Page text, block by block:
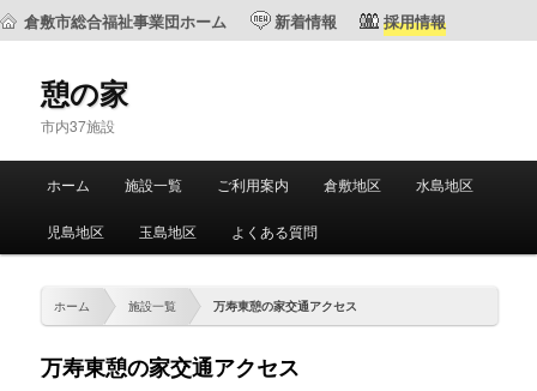
倉敷市総合福祉事業団ホーム 新着情報 採用情報
憩の家
市内37施設
メ
メ
イ
サ
ブ
ホーム 施設一覧 ご利用案内 倉敷地区 水島地区
児島地区 玉島地区 よくある質問
ホーム 施設一覧 万寿東憩の家交通アクセス
万寿東憩の家交通アクセス